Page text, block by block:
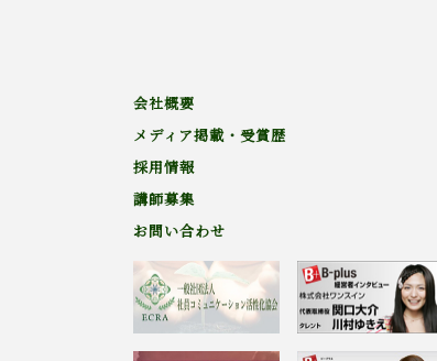
会社概要
メディア掲載・受賞歴
採用情報
講師募集
お問い合わせ